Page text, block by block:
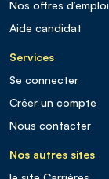
Nos offres d’emploi
Aide candidat
Services
Se connecter
Créer un compte
Nous contacter
Nos autres sites